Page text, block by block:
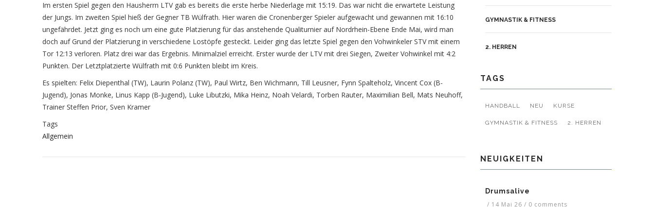
Im ersten Spiel gegen den Hausherrn LTV gab es bereits die erste herbe Niederlage mit 15:19. Das war nicht die erwartete Leistung
der Jungs. Im zweiten Spiel hieß der Gegner TB Wülfrath. Hier waren die Cronenberger Spieler aufgewacht und gewannen mit 16:10
ungefährdet. Jetzt ging es noch um eine gute Platzierung für das anstehende Qualiturnier auf Nordrhein-Ebene Ende Mai, wird man
doch auf Grund der Platzierung in verschiedene Lostöpfe gesteckt. Leider ging das letzte Spiel gegen den Vohwinkeler STV mit einem
Tor 12:13 verloren. Platz drei war das Ergebnis. Minimalziel erreicht. Erster wurde der LTV mit drei Siegen, Zweiter Vohwinkel mit 4:2
Punkten. Der Letztplatzierte Wülfrath mit 0:6 Punkten bleibt im Kreis.
Es spielten: Felix Diepenthal (TW), Laurin Polanz (TW), Paul Wirtz, Ben Wichmann, Till Leusner, Fynn Spalteholz, Vincent Cox (B-
Jugend), Jonas Monke, Linus Kapp (B-Jugend), Luke Libutzki, Mika Heinz, Noah Velardi, Torben Rauter, Maximilian Bell, Mats Neuhoff,
Trainer Steffen Prior, Sven Kramer
Tags
Allgemein
GYMNASTIK & FITNESS
2. HERREN
TAGS
HANDBALL NEU KURSE
GYMNASTIK & FITNESS 2. HERREN
NEUIGKEITEN
Drumsalive
/ 14 Mai 26 / 0 comments